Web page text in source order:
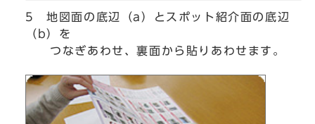
5 地図面の底辺（a）とスポット紹介面の底辺
（b）を
つなぎあわせ、裏面から貼りあわせます。